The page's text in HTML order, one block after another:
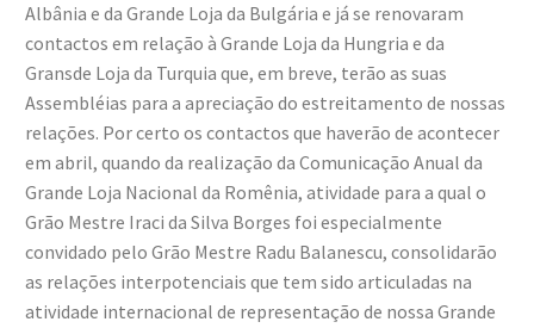
Albânia e da Grande Loja da Bulgária e já se renovaram
contactos em relação à Grande Loja da Hungria e da
Gransde Loja da Turquia que, em breve, terão as suas
Assembléias para a apreciação do estreitamento de nossas
relações. Por certo os contactos que haverão de acontecer
em abril, quando da realização da Comunicação Anual da
Grande Loja Nacional da Romênia, atividade para a qual o
Grão Mestre Iraci da Silva Borges foi especialmente
convidado pelo Grão Mestre Radu Balanescu, consolidarão
as relações interpotenciais que tem sido articuladas na
atividade internacional de representação de nossa Grande